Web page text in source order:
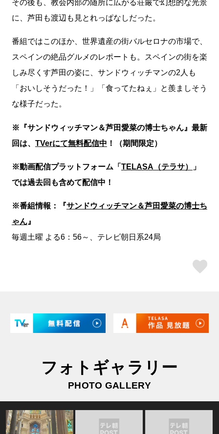
その後も、教会内部の随所に広がる荘厳で幻想的な光景
に、芦田も渡辺も見とれっぱなしだった。
番組ではこのほか、世界遺産の街バルセロナの市場で、
スペインの絶品グルメのレポートも。スペインの街を楽
しみ尽くす芦田の姿に、サンドウィッチマンの2人も
「おいしそうだった！」「食ってたねぇ」と羨ましそう
な様子だった。
※『サンドウィッチマン＆芦田愛菜の博士ちゃん』最新
回は、 TVerにて無料配信中 ！（期間限定）
※動画配信プラットフォーム「TELASA（テラサ）
」
では過去回も含めて配信中！
※番組情報：『サンドウィッチマン＆芦田愛菜の博士ち
ゃん』
毎週土曜 よる6：56～、テレビ朝日系24局
フォトギャラリー
PHOTO GALLERY